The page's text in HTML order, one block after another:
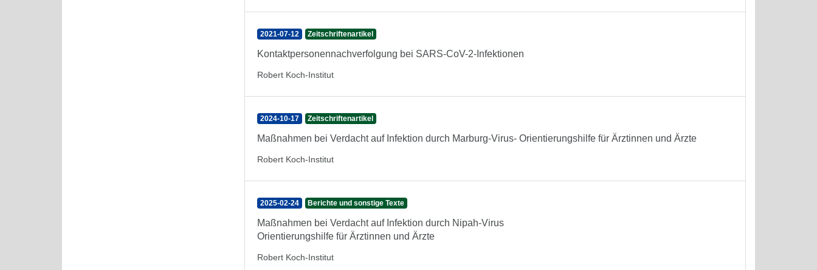
2021-07-12 Zeitschriftenartikel
Kontaktpersonennachverfolgung bei SARS-CoV-2-Infektionen
Robert Koch-Institut
2024-10-17 Zeitschriftenartikel
Maßnahmen bei Verdacht auf Infektion durch Marburg-Virus- Orientierungshilfe für Ärztinnen und Ärzte
Robert Koch-Institut
2025-02-24 Berichte und sonstige Texte
Maßnahmen bei Verdacht auf Infektion durch Nipah-Virus
Orientierungshilfe für Ärztinnen und Ärzte
Robert Koch-Institut